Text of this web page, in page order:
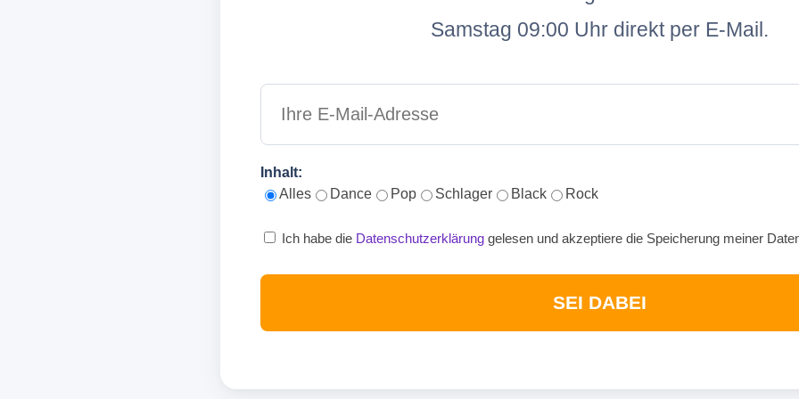
Samstag 09:00 Uhr direkt per E-Mail.
Inhalt:
Alles
Dance Pop Schlager Black Rock
Ich habe die Datenschutzerklärung gelesen und akzeptiere die Speicherung meiner
SEI DABEI